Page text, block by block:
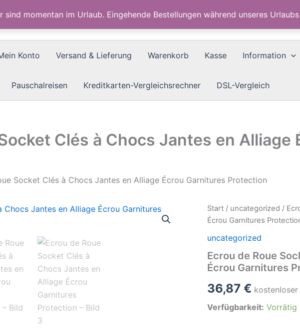
sind momentan im Urlaub. Eingehende Bestellungen während unseres
Konto Versand & Lieferung Warenkorb Kasse Information
Pauschalreisen Kreditkarten-Vergleichsrechner DSL-Vergleich
Clés à Chocs Jantes en Alliage
Socket Clés à Chocs Jantes en Alliage Écrou Garnitures Protection
Start / uncategorized /
Écrou Garnitures
uncategorized
Ecrou de Roue
Écrou Garnitures
36,87 € kostenloser
Verfügbarkeit: Vorrätig